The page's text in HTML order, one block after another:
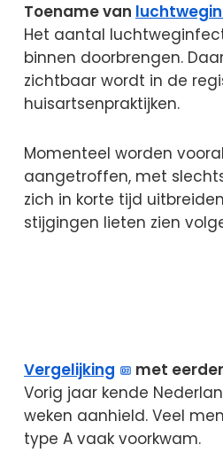
Toename van
Het aantal
binnen doorbrengen.
zichtbaar wordt in de
huisartsenpraktijken.
Momenteel worden
aangetroffen, met
zich in korte tijd
stijgingen lieten zien
Vergelijking
met
Vorig jaar kende
weken aanhield. Veel
type A vaak voorkwam.